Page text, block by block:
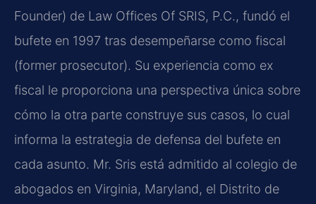
Founder) de Law Offices Of SRIS, P.C., fundó el
bufete en 1997 tras desempeñarse como fiscal
(former prosecutor). Su experiencia como ex
fiscal le proporciona una perspectiva única sobre
cómo la otra parte construye sus casos, lo cual
informa la estrategia de defensa del bufete en
cada asunto. Mr. Sris está admitido al colegio de
abogados en Virginia, Maryland, el Distrito de